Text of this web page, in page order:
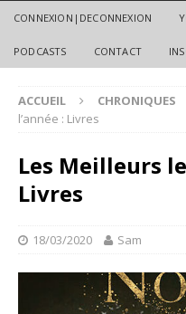
CONNEXION|DECONNEXION
PODCASTS CONTACT
ACCUEIL CHRONIQUES
l’année : Livres
Les Meilleurs
Livres
18/03/2020 Sam